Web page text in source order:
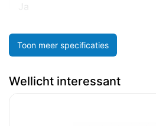
Ja
Toon meer specificaties
Wellicht interessant